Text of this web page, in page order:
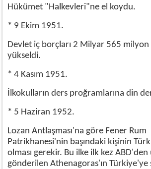
Hükümet "Halkevleri"ne el koydu.
* 9 Ekim 1951.
Devlet iç borçları 2 Milyar 565 milyon
yükseldi.
* 4 Kasım 1951.
İlkokulların ders proğramlarına din
* 5 Haziran 1952.
Lozan Antlaşması'na göre Fener Rum
Patrikhanesi'nin başındaki kişinin Türk
olması gerekir. Bu ilke ilk kez ABD'den
gönderilen Athenagoras'ın Türkiye'ye